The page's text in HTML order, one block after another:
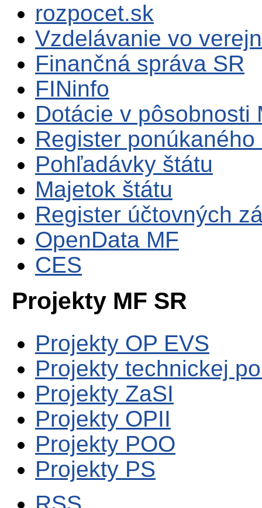
rozpocet.sk
Vzdelávanie vo
Finančná správa SR
FINinfo
Dotácie v pôsobnosti
Register
Pohľadávky štátu
Majetok štátu
Register účtovných
OpenData MF
CES
Projekty MF SR
Projekty OP EVS
Projekty technickej
Projekty ZaSI
Projekty OPII
Projekty POO
Projekty PS